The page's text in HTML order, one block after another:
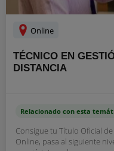
Online
TÉCNICO EN
DISTANCIA
Relacionado con esta
Consigue tu Título Oficial
Online, pasa al siguiente